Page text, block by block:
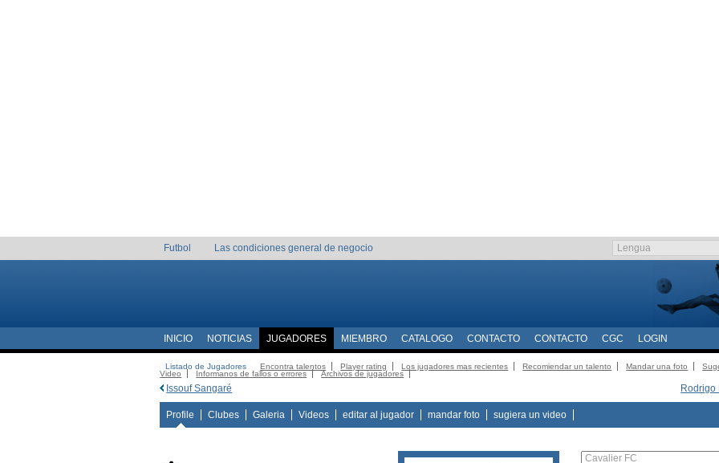
Futbol Las condiciones general de negocio
INICIO NOTICIAS JUGADORES MIEMBRO CATALOGO CONTACTO CONTACTO CGC LOGIN
Listado de Jugadores Encontra talentos Player rating Los jugadores mas recientes Recomiendar un talento Mandar una foto
Video
Informanos de fallos o errores Archivos de jugadores
Rodrigo
Issouf Sangaré
Profile Clubes Galeria Videos editar al jugador mandar foto sugiera un video